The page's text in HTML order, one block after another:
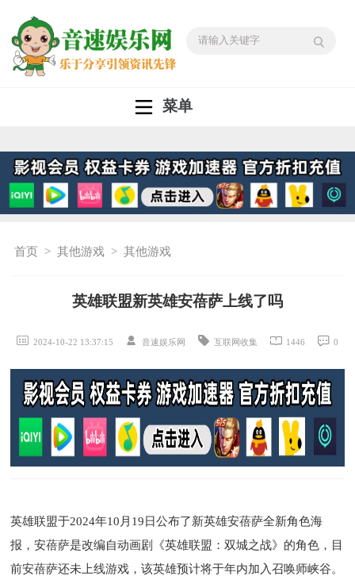
菜单
首页 >其他游戏 >其他游戏
英雄联盟新英雄安蓓萨上线了吗
2024-10-22 13:37:15 音速娱乐网 互联网收集 1446 0
英雄联盟于2024年10月19日公布了新英雄安蓓萨全新角色海
报，安蓓萨是改编自动画剧《英雄联盟：双城之战》的角色，目
前安蓓萨还未上线游戏，该英雄预计将于年内加入召唤师峡谷。